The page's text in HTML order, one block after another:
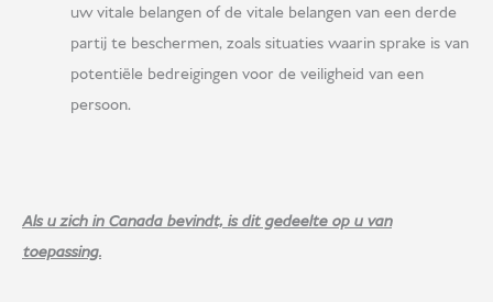
uw vitale belangen of de vitale belangen van een derde
partij te beschermen, zoals situaties waarin sprake is van
potentiële bedreigingen voor de veiligheid van een
persoon.
Als u zich in Canada bevindt, is dit gedeelte op u van
toepassing.